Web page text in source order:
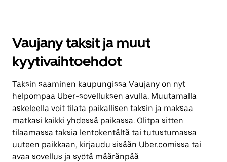
Vaujany taksit ja muut
kyytivaihtoehdot
Taksin saaminen kaupungissa Vaujany on nyt
helpompaa Uber-sovelluksen avulla. Muutamalla
askeleella voit tilata paikallisen taksin ja maksaa
matkasi kaikki yhdessä paikassa. Olitpa sitten
tilaamassa taksia lentokentältä tai tutustumassa
uuteen paikkaan, kirjaudu sisään Uber.comissa tai
avaa sovellus ja syötä määränpää